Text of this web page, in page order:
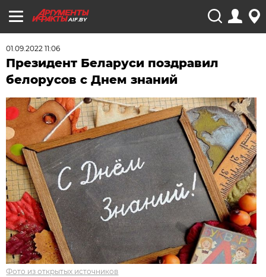
AIF.BY
01.09.2022 11:06
Президент Беларуси поздравил
белорусов с Днем знаний
Фото из открытых источников